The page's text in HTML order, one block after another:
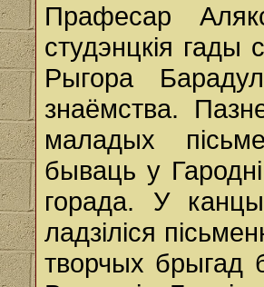
Прафесар
студэнцкія
Рыгора
знаёмства.
маладых
бываць у
горада. У
ладзіліся
творчых брыгад